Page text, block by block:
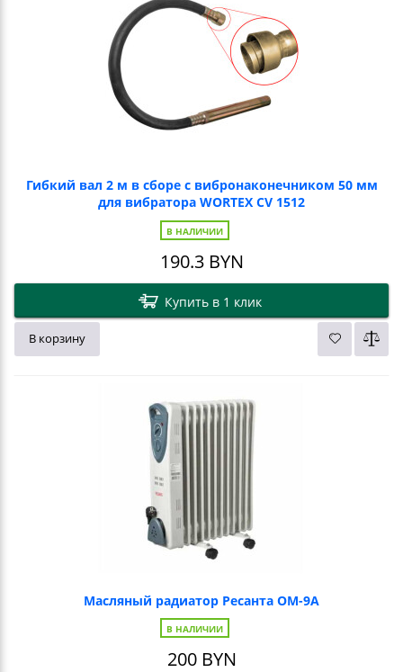
Гибкий вал 2 м в сборе с вибронаконечником 50 мм
для вибратора WORTEX CV 1512
В НАЛИЧИИ
190.3BYN
Купить в 1 клик
В корзину
Масляный радиатор Ресанта ОМ-9А
В НАЛИЧИИ
200BYN